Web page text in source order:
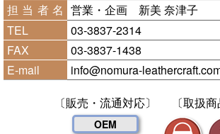
担当者名 営業・企画 新美 奈津子
TEL
03-3837-2314
FAX
03-3837-1438
E-mail
info@nomura-
〔販売・流通対応〕
OEM
〔取扱商